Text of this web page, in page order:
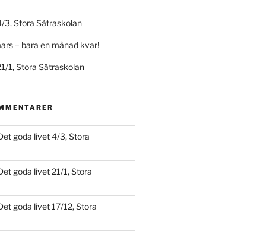
3, Stora Sätraskolan
– bara en månad kvar!
1, Stora Sätraskolan
goda livet 4/3, Stora
goda livet 21/1, Stora
goda livet 17/12, Stora